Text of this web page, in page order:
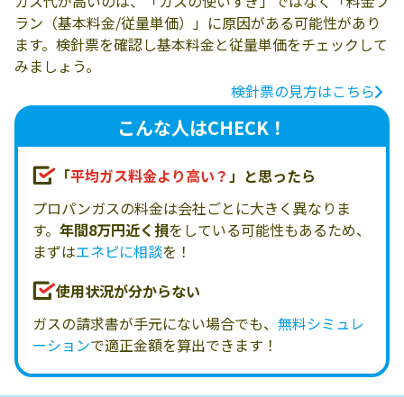
ラン（基本料金/従量単価）」に原因がある可能性があり
ます。検針票を確認し基本料金と従量単価をチェックして
みましょう。
検針票の見方はこちら
こんな人はCHECK！
「平均ガス料金より高い？」と思ったら
プロパンガスの料金は会社ごとに大きく異なりま
す。 年間8万円近く損をしている可能性もあるため、
まずはエネピに相談を！
使用状況が分からない
ガスの請求書が手元にない場合でも、 無料シミュレ
ーションで適正金額を算出できます！